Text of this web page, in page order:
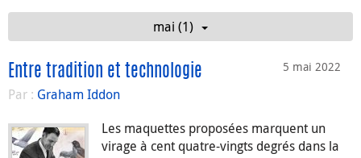
mai (1)
5 mai 2022
Entre tradition et technologie
Par : Graham Iddon
Les maquettes proposées marquent un
virage à cent quatre-vingts degrés dans la